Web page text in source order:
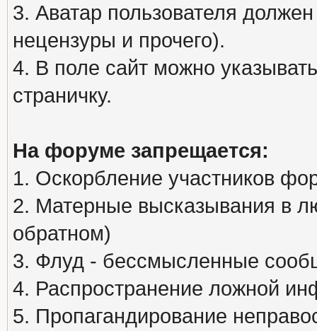
3. Аватар пользователя
нецензуры и прочего).
4. В поле сайт можно
страничку.
На форуме запрещается:
1. Оскорбление участников
2. Матерные высказывания в
обратном)
3. Флуд - бессмысленные
4. Распространение ложной
5. Пропагандирование